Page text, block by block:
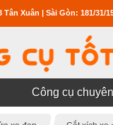
Tân Xuân | Sài Gòn: 181/31/
Công cụ